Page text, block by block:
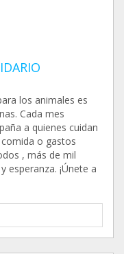
los animales es
Cada mes
a quienes cuidan
o gastos
, más de mil
esperanza. ¡Únete a